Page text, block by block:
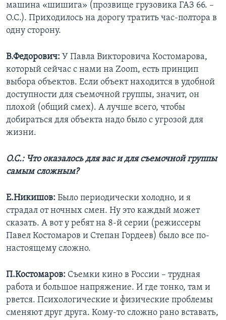
машина «шишига» (прозвище грузовика ГАЗ 66. –
О.С.). Приходилось на дорогу тратить час-полтора в
одну сторону.
В.Федорович: У Павла Викторовича Костомарова,
который сейчас с нами на Zoom, есть принцип
выбора объектов. Если объект находится в удобной
доступности для съемочной группы, значит, он
плохой (общий смех). А лучше всего, чтобы
добираться для объекта надо было с угрозой для
жизни.
О.С.: Что оказалось для вас и для съемочной группы
самым сложным?
Е.Никишов: Было периодически холодно, и я
страдал от ночных смен. Ну это каждый может
сказать. А вот у ребят на 8-й серии (режиссеры
Павел Костомаров и Степан Гордеев) было все по-
настоящему сложно.
П.Костомаров: Съемки кино в России – трудная
работа и большое напряжение. И где тонко, там и
рвется. Психологические и физические проблемы
сменяют друг друга. Кому-то сложно рано вставать,